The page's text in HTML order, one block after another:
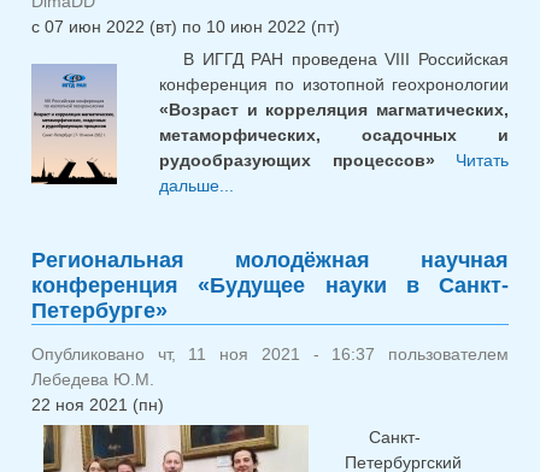
с 07 июн 2022 (вт) по 10 июн 2022 (пт)
В ИГГД РАН проведена VIII Российская
конференция по изотопной геохронологии
«Возраст и корреляция магматических,
метаморфических, осадочных и
рудообразующих процессов»
Читать
дальше...
магматических, метаморфических,
осадочных и рудообразующих
Региональная молодёжная научная
конференция «Будущее науки в Санкт-
Петербурге»
Опубликовано чт, 11 ноя 2021 - 16:37 пользователем
Лебедева Ю.М.
22 ноя 2021 (пн)
Санкт-
Петербургский